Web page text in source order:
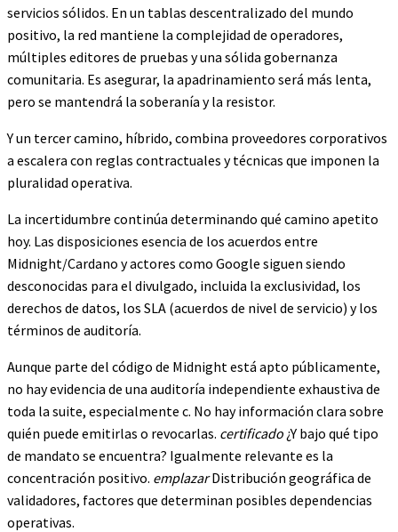
servicios sólidos. En un tablas descentralizado del mundo
positivo, la red mantiene la complejidad de operadores,
múltiples editores de pruebas y una sólida gobernanza
comunitaria. Es asegurar, la apadrinamiento será más lenta,
pero se mantendrá la soberanía y la resistor.
Y un tercer camino, híbrido, combina proveedores corporativos
a escalera con reglas contractuales y técnicas que imponen la
pluralidad operativa.
La incertidumbre continúa determinando qué camino apetito
hoy. Las disposiciones esencia de los acuerdos entre
Midnight/Cardano y actores como Google siguen siendo
desconocidas para el divulgado, incluida la exclusividad, los
derechos de datos, los SLA (acuerdos de nivel de servicio) y los
términos de auditoría.
Aunque parte del código de Midnight está apto públicamente,
no hay evidencia de una auditoría independiente exhaustiva de
toda la suite, especialmente c. No hay información clara sobre
quién puede emitirlas o revocarlas. certificado ¿Y bajo qué tipo
de mandato se encuentra? Igualmente relevante es la
concentración positivo. emplazarDistribución geográfica de
validadores, factores que determinan posibles dependencias
operativas.